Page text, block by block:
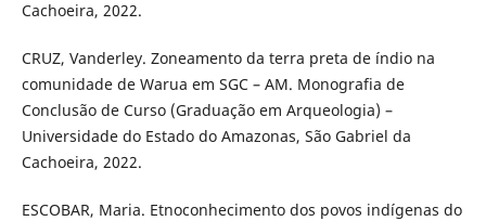
Cachoeira, 2022.
CRUZ, Vanderley. Zoneamento da terra preta de índio na
comunidade de Warua em SGC – AM. Monografia de
Conclusão de Curso (Graduação em Arqueologia) –
Universidade do Estado do Amazonas, São Gabriel da
Cachoeira, 2022.
ESCOBAR, Maria. Etnoconhecimento dos povos indígenas do